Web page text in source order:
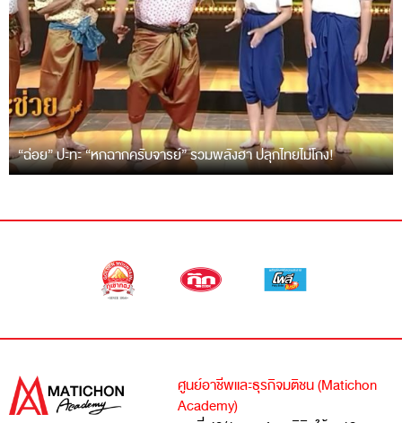
“ฉ่อย” ปะทะ “หกฉากครับจารย์” รวมพลังฮา ปลุกไทยไม่โกง!
ศูนย์อาชีพและธุรกิจมติชน (Matichon
Academy)